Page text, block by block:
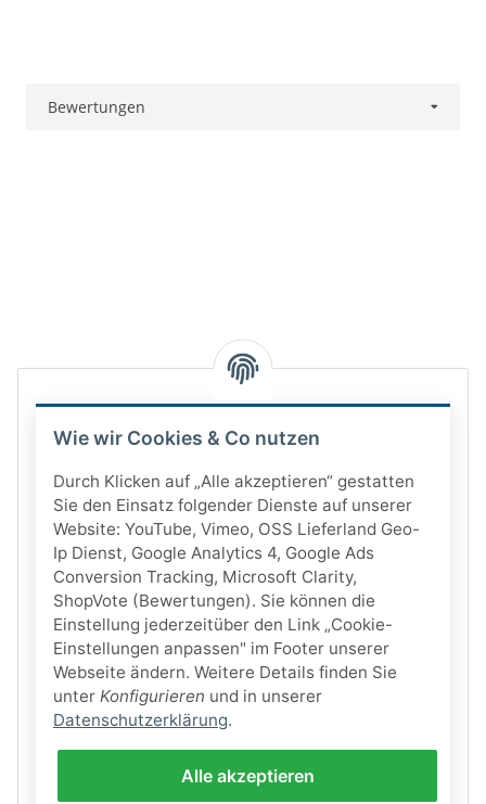
Bewertungen
Wie wir Cookies & Co nutzen
Durch Klicken auf „Alle akzeptieren“ gestatten
Sie den Einsatz folgender Dienste auf unserer
Website: YouTube, Vimeo, OSS Lieferland Geo-
Ip Dienst, Google Analytics 4, Google Ads
Conversion Tracking, Microsoft Clarity,
ShopVote (Bewertungen). Sie können die
Einstellung jederzeitüber den Link „Cookie-
Einstellungen anpassen" im Footer unserer
Webseite ändern. Weitere Details finden Sie
unter Konfigurieren und in unserer
Datenschutzerklärung.
Alle akzeptieren